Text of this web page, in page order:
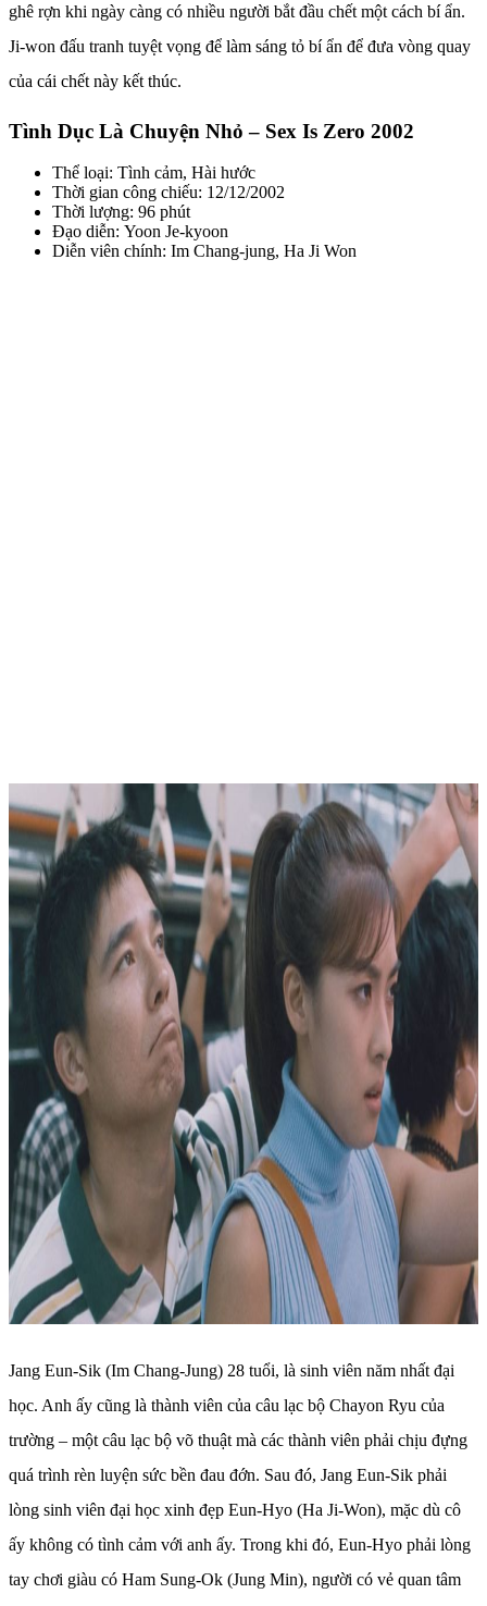
ghê rợn khi ngày càng có nhiều người bắt đầu chết một cách bí ẩn.
Ji-won đấu tranh tuyệt vọng để làm sáng tỏ bí ẩn để đưa vòng quay
của cái chết này kết thúc.
Tình Dục Là Chuyện Nhỏ – Sex Is Zero 2002
Thể loại: Tình cảm, Hài hước
Thời gian công chiếu: 12/12/2002
Thời lượng: 96 phút
Đạo diễn: Yoon Je-kyoon
Diễn viên chính: Im Chang-jung, Ha Ji Won
Jang Eun-Sik (Im Chang-Jung) 28 tuổi, là sinh viên năm nhất đại
học. Anh ấy cũng là thành viên của câu lạc bộ Chayon Ryu của
trường – một câu lạc bộ võ thuật mà các thành viên phải chịu đựng
quá trình rèn luyện sức bền đau đớn. Sau đó, Jang Eun-Sik phải
lòng sinh viên đại học xinh đẹp Eun-Hyo (Ha Ji-Won), mặc dù cô
ấy không có tình cảm với anh ấy. Trong khi đó, Eun-Hyo phải lòng
tay chơi giàu có Ham Sung-Ok (Jung Min), người có vẻ quan tâm